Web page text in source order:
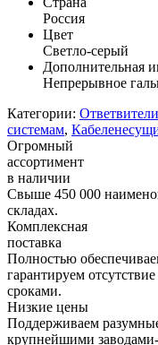
Россия
Цвет
Светло-серый
Дополнительная
Непрерывное
Категории: Ответвители
системам,
Огромный
ассортимент
в наличии
Свыше 450 000
складах.
Комплексная
поставка
Полностью
гарантируем
сроками.
Низкие цены
Поддерживаем
крупнейшими